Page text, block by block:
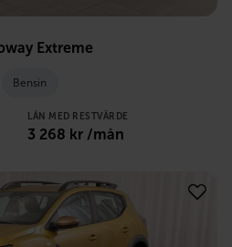
Extreme
Bensin
LÅN MED RESTVÄRDE
3 268 kr /mån